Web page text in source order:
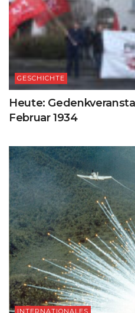
GESCHICHTE
Heute:
Februar 1934
INTERNATIONALES